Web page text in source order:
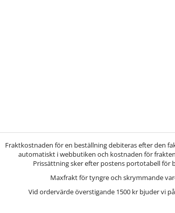
Fraktkostnaden för en beställning debiteras efter den
automatiskt i webbutiken och kostnaden för
Prissättning sker efter postens portotabell för
Maxfrakt för tyngre och skrymmande
Vid ordervärde överstigande 1500 kr bjuder vi